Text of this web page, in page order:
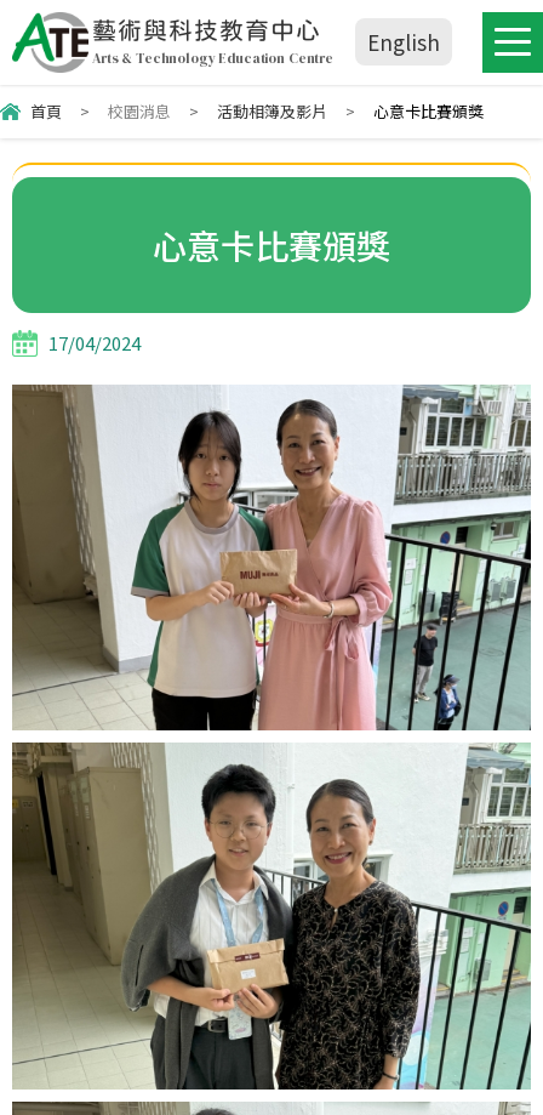
藝術與科技教育中心
Arts & Technology Education Centre
English
首頁 > 校園消息 > 活動相簿及影片 > 心意卡比賽頒獎
心意卡比賽頒獎
17/04/2024